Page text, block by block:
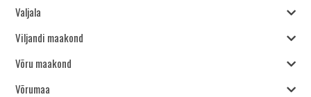
Valjala
Viljandi maakond
Võru maakond
Võrumaa